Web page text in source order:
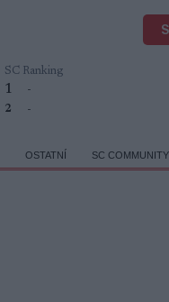
SC Ranking
1 -
2
-
OSTATNÍ SC COMMUNITY